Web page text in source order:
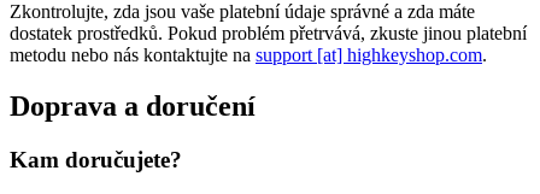
Zkontrolujte, zda jsou vaše platební údaje správné a zda máte
dostatek prostředků. Pokud problém přetrvává, zkuste jinou platební
metodu nebo nás kontaktujte na support [at] highkeyshop.com.
Doprava a doručení
Kam doručujete?